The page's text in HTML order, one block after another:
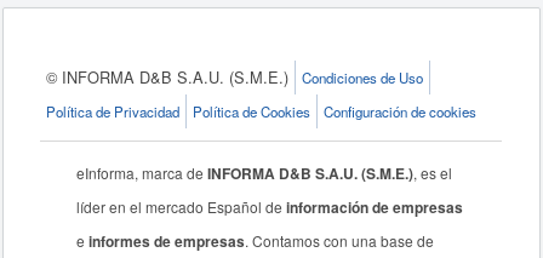
© INFORMA D&B S.A.U. (S.M.E.)
Condiciones de Uso
Política de Privacidad
Política de Cookies Configuración de cookies
eInforma, marca deINFORMA D&B S.A.U. (S.M.E.), es el
líder en el mercado Español deinformación de empresas
einformes de empresas. Contamos con una base de